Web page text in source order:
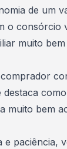
de um
o consórcio
muito
muito bem
e paciência,